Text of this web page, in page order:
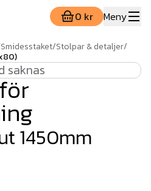
0 kr Meny
Smidesstaket/Stolpar & detaljer/
saknas
1450mm